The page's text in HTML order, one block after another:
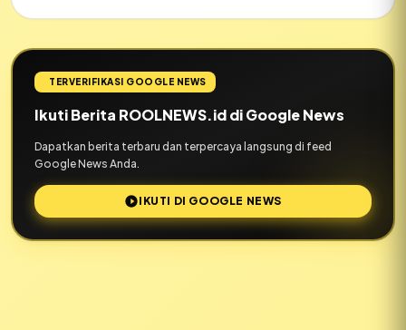
TERVERIFIKASI GOOGLE NEWS
Ikuti Berita ROOLNEWS.id di Google News
Dapatkan berita terbaru dan terpercaya langsung di feed
Google News Anda.
IKUTI DI GOOGLE NEWS